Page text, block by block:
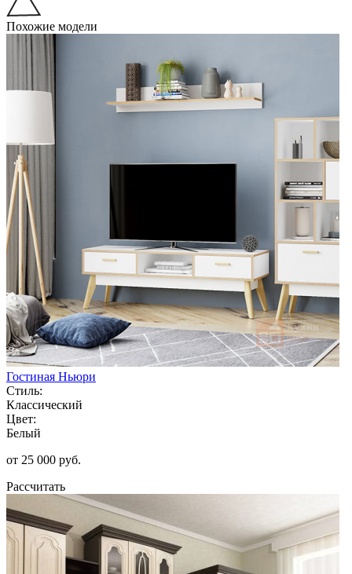
Похожие модели
Гостиная Ньюри
Стиль:
Классический
Цвет:
Белый
от 25 000 руб.
Рассчитать